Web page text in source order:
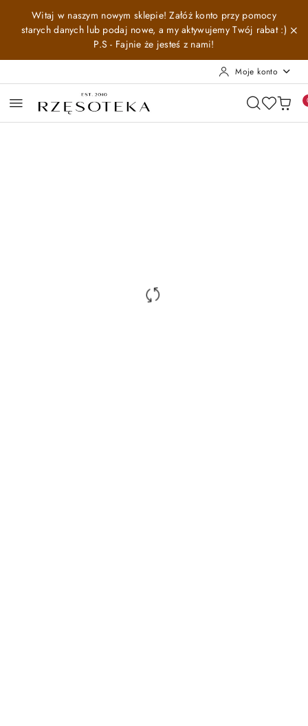
Przejdź do treści głównej
Przejdź do wyszukiwarki
Przejdź do moje konto
Przejdź do menu głównego
Przejdź do opisu produktu
Przejdź do stopki
Witaj w naszym nowym sklepie! Załóż konto przy pomocy
starych danych lub podaj nowe, a my aktywujemy Twój rabat :)
P.S - Fajnie że jesteś z nami!
Moje konto